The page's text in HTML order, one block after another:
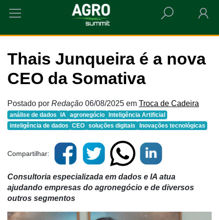
HOME THAIS JUNQUEIRA É A NOVA CEO DA SOMATIVA
Thais Junqueira é a nova
CEO da Somativa
Postado por Redação 06/08/2025 em Troca de Cadeira
análise de dados IA agronegócio
Inteligência Artificial
inteligência de dados CEO soluções digitais Inovações tecnológicas
Compartilhar:
Consultoria especializada em dados e IA atua
ajudando empresas do agronegócio e de diversos
outros segmentos